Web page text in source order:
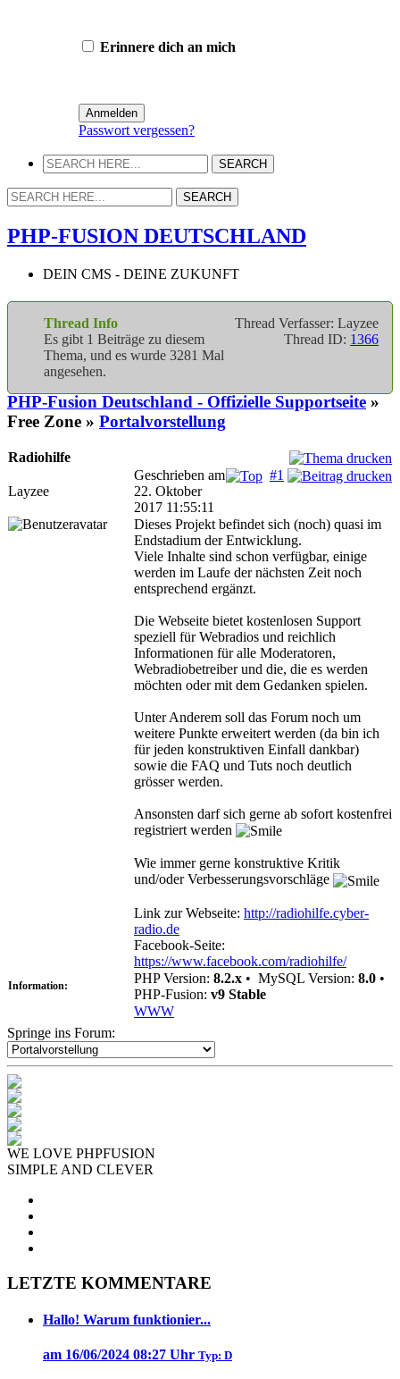
Erinnere dich an mich
Passwort vergessen?
PHP-FUSION DEUTSCHLAND
DEIN CMS - DEINE ZUKUNFT
Thread Verfasser: Layzee
Thread ID: 1366
Thread Info
Es gibt 1 Beiträge zu diesem
Thema, und es wurde 3281 Mal
angesehen.
PHP-Fusion Deutschland - Offizielle Supportseite »
Free Zone » Portalvorstellung
Radiohilfe
Layzee
#1
Geschrieben am
22. Oktober
2017 11:55:11
Dieses Projekt befindet sich (noch) quasi im
Endstadium der Entwicklung.
Viele Inhalte sind schon verfügbar, einige
werden im Laufe der nächsten Zeit noch
entsprechend ergänzt.
Die Webseite bietet kostenlosen Support
speziell für Webradios und reichlich
Informationen für alle Moderatoren,
Webradiobetreiber und die, die es werden
möchten oder mit dem Gedanken spielen.
Unter Anderem soll das Forum noch um
weitere Punkte erweitert werden (da bin ich
für jeden konstruktiven Einfall dankbar)
sowie die FAQ und Tuts noch deutlich
grösser werden.
Ansonsten darf sich gerne ab sofort kostenfrei
registriert werden
Wie immer gerne konstruktive Kritik
und/oder Verbesserungsvorschläge
Link zur Webseite: http://radiohilfe.cyber-
radio.de
Facebook-Seite:
https://www.facebook.com/radiohilfe/
Information: PHP Version: 8.2.x • MySQL Version: 8.0 •
PHP-Fusion: v9 Stable
WWW
Springe ins Forum:
WE LOVE PHPFUSION
SIMPLE AND CLEVER
LETZTE KOMMENTARE
Hallo! Warum funktionier...
am 16/06/2024 08:27 Uhr Typ: D